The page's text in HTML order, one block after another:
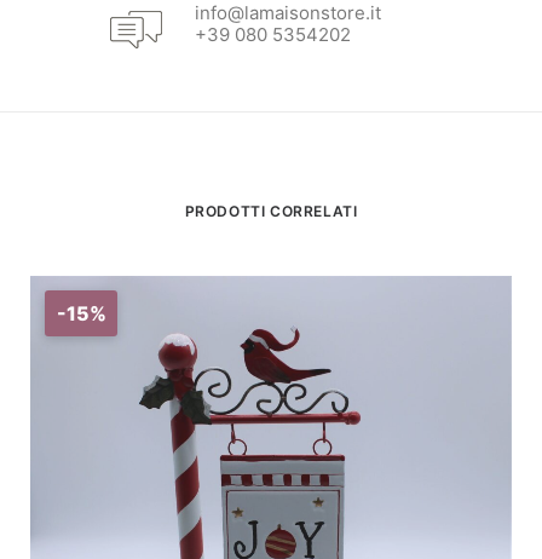
info@lamaisonstore.it
+39 080 5354202
PRODOTTI CORRELATI
-15%